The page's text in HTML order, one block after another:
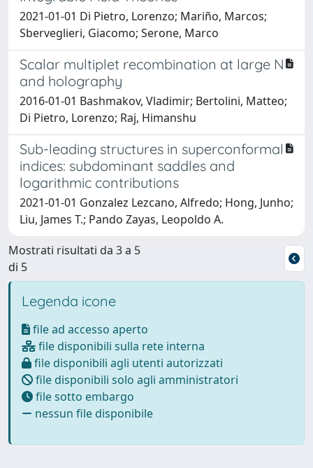
2021-01-01 Di Pietro, Lorenzo; Mariño, Marcos;
Sberveglieri, Giacomo; Serone, Marco
Scalar multiplet recombination at large N
and holography
2016-01-01 Bashmakov, Vladimir; Bertolini, Matteo;
Di Pietro, Lorenzo; Raj, Himanshu
Sub-leading structures in superconformal
indices: subdominant saddles and
logarithmic contributions
2021-01-01 Gonzalez Lezcano, Alfredo; Hong, Junho;
Liu, James T.; Pando Zayas, Leopoldo A.
Mostrati risultati da 3 a 5
di 5
Legenda icone
file ad accesso aperto
file disponibili sulla rete interna
file disponibili agli utenti autorizzati
file disponibili solo agli amministratori
file sotto embargo
nessun file disponibile